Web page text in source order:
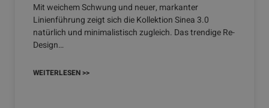
Mit weichem Schwung und neuer, markanter
Linienführung zeigt sich die Kollektion Sinea 3.0
natürlich und minimalistisch zugleich. Das trendige Re-
Design…
WEITERLESEN >>